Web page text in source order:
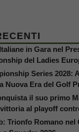
in Gara nel
del Ladies
Series 2028:
Nuova Era del Golf
il suo primo
vittoria al playoff
Trionfo Romano nel